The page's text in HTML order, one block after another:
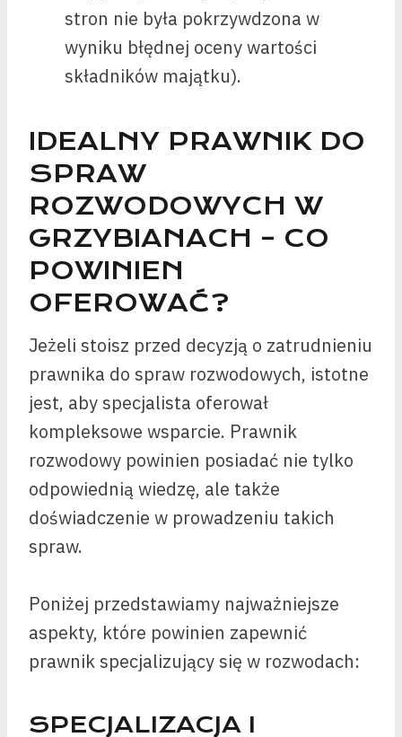
stron nie była pokrzywdzona w
wyniku błędnej oceny wartości
składników majątku).
IDEALNY PRAWNIK DO
SPRAW
ROZWODOWYCH W
GRZYBIANACH – CO
POWINIEN
OFEROWAĆ?
Jeżeli stoisz przed decyzją o zatrudnieniu
prawnika do spraw rozwodowych, istotne
jest, aby specjalista oferował
kompleksowe wsparcie. Prawnik
rozwodowy powinien posiadać nie tylko
odpowiednią wiedzę, ale także
doświadczenie w prowadzeniu takich
spraw.
Poniżej przedstawiamy najważniejsze
aspekty, które powinien zapewnić
prawnik specjalizujący się w rozwodach:
SPECJALIZACJA I